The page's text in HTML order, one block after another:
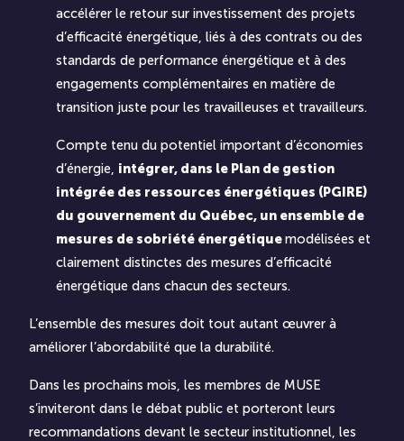
accélérer le retour sur investissement des projets
d’efficacité énergétique, liés à des contrats ou des
standards de performance énergétique et à des
engagements complémentaires en matière de
transition juste pour les travailleuses et travailleurs.
Compte tenu du potentiel important d’économies
d’énergie, intégrer, dans le Plan de gestion
intégrée des ressources énergétiques (PGIRE)
du gouvernement du Québec, un ensemble de
mesures de sobriété énergétiquemodélisées et
clairement distinctes des mesures d’efficacité
énergétique dans chacun des secteurs.
L’ensemble des mesures doit tout autant œuvrer à
améliorer l’abordabilité que la durabilité.
Dans les prochains mois, les membres de MUSE
s’inviteront dans le débat public et porteront leurs
recommandations devant le secteur institutionnel, les